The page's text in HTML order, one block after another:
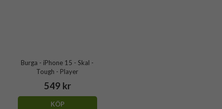
Burga - iPhone 15 - Skal -
Tough - Player
549 kr
KÖP